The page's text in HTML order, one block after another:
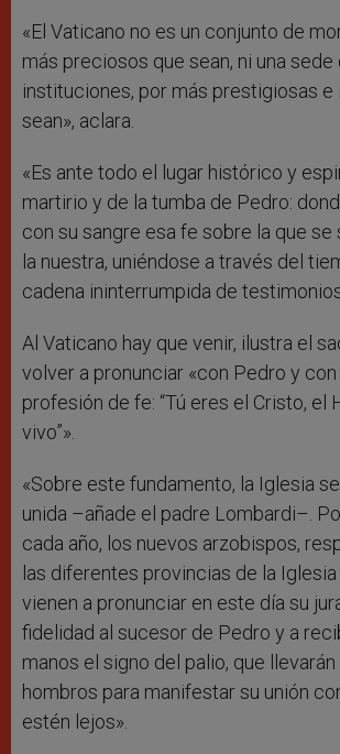
«El Vaticano no es un conjunto de
más preciosos que sean, ni una sede
instituciones, por más prestigiosas e
sean», aclara.
«Es ante todo el lugar histórico y
martirio y de la tumba de Pedro:
con su sangre esa fe sobre la que se
la nuestra, uniéndose a través del
cadena ininterrumpida de
Al Vaticano hay que venir, ilustra el
volver a pronunciar «con Pedro y
profesión de fe: “Tú eres el Cristo, el
vivo”».
«Sobre este fundamento, la Iglesia
unida –añade el padre Lombardi–.
cada año, los nuevos arzobispos,
las diferentes provincias de la
vienen a pronunciar en este día su
fidelidad al sucesor de Pedro y a
manos el signo del palio, que
hombros para manifestar su unión
estén lejos».